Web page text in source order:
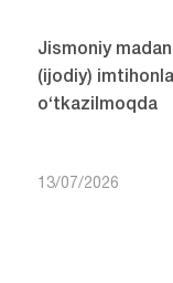
Jismoniy
(ijodiy)
o‘tkazilmoqda
13/07/2026